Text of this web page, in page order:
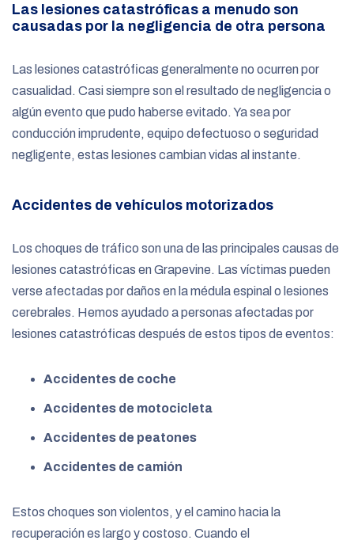
Las lesiones catastróficas a menudo son
causadas por la negligencia de otra persona
Las lesiones catastróficas generalmente no ocurren por
casualidad. Casi siempre son el resultado de negligencia o
algún evento que pudo haberse evitado. Ya sea por
conducción imprudente, equipo defectuoso o seguridad
negligente, estas lesiones cambian vidas al instante.
Accidentes de vehículos motorizados
Los choques de tráfico son una de las principales causas de
lesiones catastróficas en Grapevine. Las víctimas pueden
verse afectadas por daños en la médula espinal o lesiones
cerebrales. Hemos ayudado a personas afectadas por
lesiones catastróficas después de estos tipos de eventos:
Accidentes de coche
Accidentes de motocicleta
Accidentes de peatones
Accidentes de camión
Estos choques son violentos, y el camino hacia la
recuperación es largo y costoso. Cuando el